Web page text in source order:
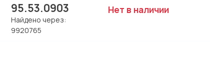
95.53.0903
Найдено через:
9920765
Нет в наличии